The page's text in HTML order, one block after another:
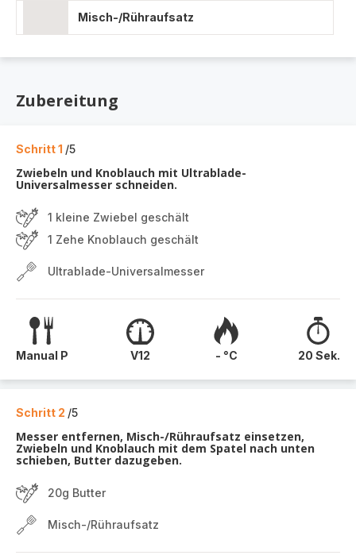
Misch-/Rühraufsatz
Zubereitung
Schritt 1 /5
Zwiebeln und Knoblauch mit Ultrablade-
Universalmesser schneiden.
1 kleine Zwiebel geschält
1 Zehe Knoblauch geschält
Ultrablade-Universalmesser
Manual P V12 - °C 20 Sek.
Schritt 2 /5
Messer entfernen, Misch-/Rühraufsatz einsetzen,
Zwiebeln und Knoblauch mit dem Spatel nach unten
schieben, Butter dazugeben.
20g Butter
Misch-/Rühraufsatz